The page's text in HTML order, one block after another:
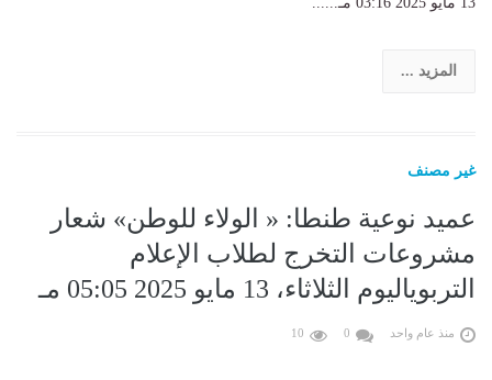
المزيد ...
غير مصنف
عميد نوعية طنطا: « الولاء للوطن» شعار
مشروعات التخرج لطلاب الإعلام
التربوياليوم الثلاثاء، 13 مايو 2025 05:05 مـ
منذ عام واحد 0
10